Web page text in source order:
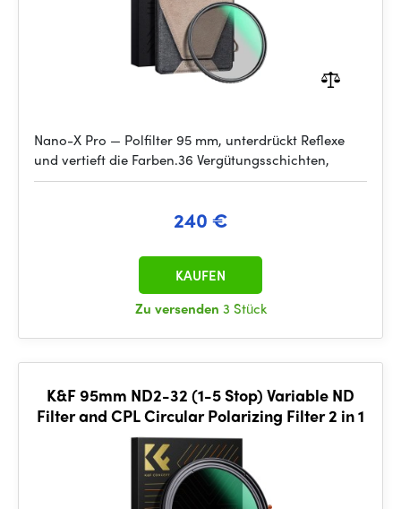
Nano-X Pro — Polfilter 95 mm, unterdrückt Reflexe
und vertieft die Farben.36 Vergütungsschichten,
240 €
Zu versenden 3 Stück
KAUFEN
K&F 95mm ND2-32 (1-5 Stop) Variable ND
Filter and CPL Circular Polarizing Filter 2 in 1